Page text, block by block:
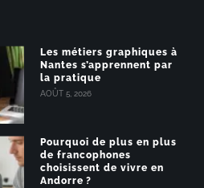
Les métiers graphiques à
Nantes s’apprennent par
la pratique
AOÛT 5, 2026
Pourquoi de plus en plus
de francophones
choisissent de vivre en
Andorre ?